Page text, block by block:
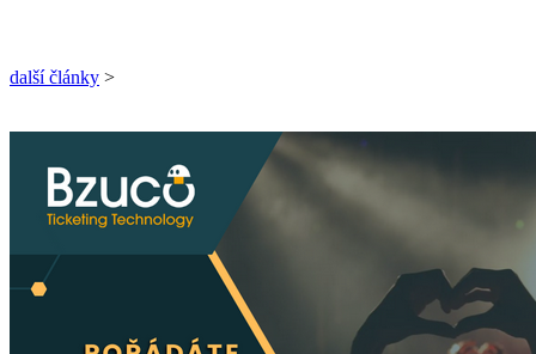
další články >